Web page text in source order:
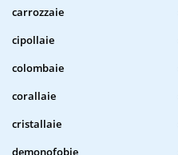
carrozzaie
cipollaie
colombaie
corallaie
cristallaie
demonofobie